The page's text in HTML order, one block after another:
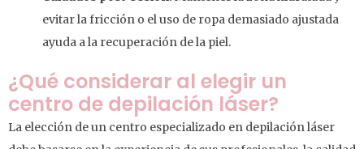
evitar la fricción o el uso de ropa demasiado ajustada
ayuda a la recuperación de la piel.
¿Qué considerar al elegir un
centro de depilación láser?
La elección de un centro especializado en depilación láser